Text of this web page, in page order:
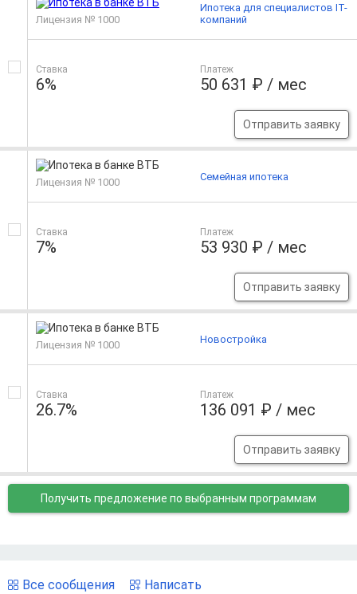
Лицензия № 1000
Ставка
6%
Платеж
50 631 ₽ / мес
Отправить заявку
Ипотека для специалистов IT-
компаний
Лицензия № 1000
Ставка
7%
Платеж
53 930 ₽ / мес
Отправить заявку
Семейная ипотека
Лицензия № 1000
Ставка
26.7%
Платеж
136 091 ₽ / мес
Отправить заявку
Новостройка
Получить предложение по выбранным программам
Все сообщения Написать